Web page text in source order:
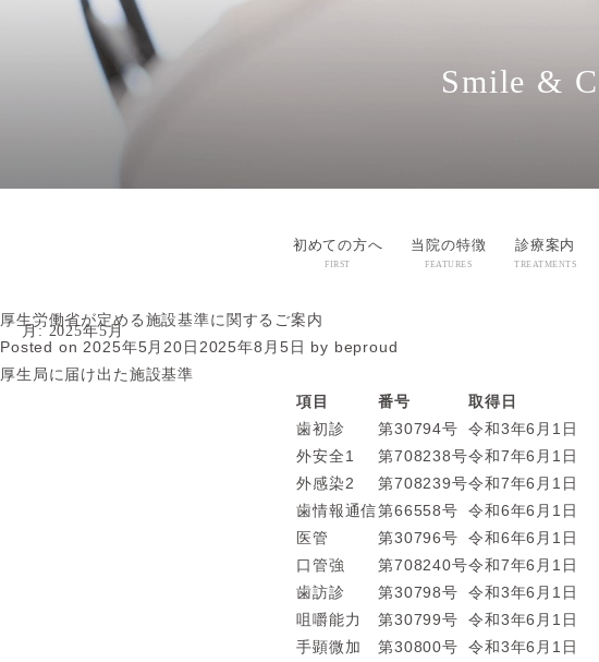
Smile &
初めての方へ
FIRST
当院の特徴
FEATURES
診療案内
TREATMENTS
月: 2025年5月
厚生労働省が定める 施設基準に関するご案内
Posted on 2025年5月20日 2025年8月5日 by beproud
厚生局に 届け出た施設基準
項目 番号
取得日
歯初診
第30794号
令和3年6月1日
外安全1
第708238号令和7年6月1日
外感染2
第708239号令和7年6月1日
歯情報通信第66558号
令和6年6月1日
医管
第30796号
令和6年6月1日
口管強
第708240号令和7年6月1日
歯訪診
第30798号
令和3年6月1日
咀嚼能力
第30799号
令和3年6月1日
手顕微加
第30800号
令和3年6月1日